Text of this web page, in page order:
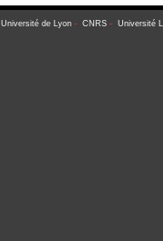
Université de Lyon- CNRS- Université